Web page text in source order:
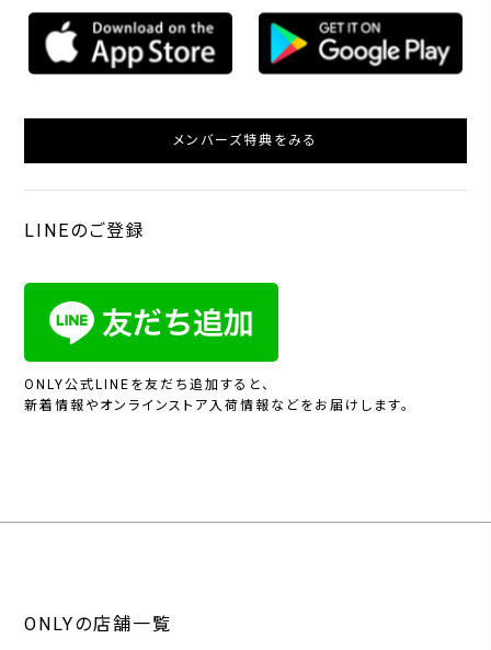
メンバーズ特典をみる
LINEのご登録
ONLY公式LINEを友だち追加すると、
新着情報やオンラインストア入荷情報などをお届けします。
ONLYの店舗一覧